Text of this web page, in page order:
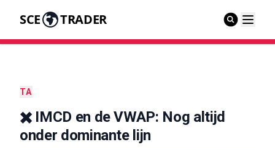
SCE TRADER
TA
✖️ IMCD en de VWAP: Nog altijd
onder dominante lijn